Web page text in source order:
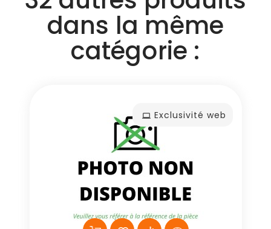
dans la même
catégorie :
Exclusivité web